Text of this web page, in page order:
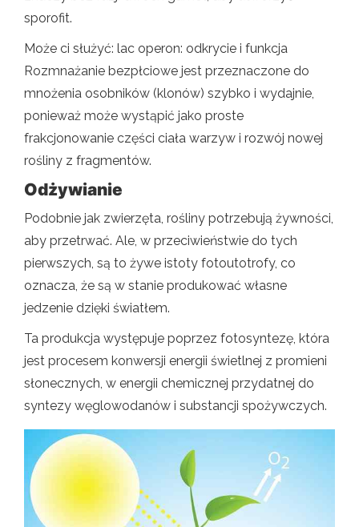
sporofit.
Może ci służyć: lac operon: odkrycie i funkcja
Rozmnażanie bezpłciowe jest przeznaczone do
mnożenia osobników (klonów) szybko i wydajnie,
ponieważ może wystąpić jako proste
frakcjonowanie części ciała warzyw i rozwój nowej
rośliny z fragmentów.
Odżywianie
Podobnie jak zwierzęta, rośliny potrzebują żywności,
aby przetrwać. Ale, w przeciwieństwie do tych
pierwszych, są to żywe istoty fotoutotrofy, co
oznacza, że ​​są w stanie produkować własne
jedzenie dzięki światłem.
Ta produkcja występuje poprzez fotosyntezę, która
jest procesem konwersji energii świetlnej z promieni
słonecznych, w energii chemicznej przydatnej do
syntezy węglowodanów i substancji spożywczych.